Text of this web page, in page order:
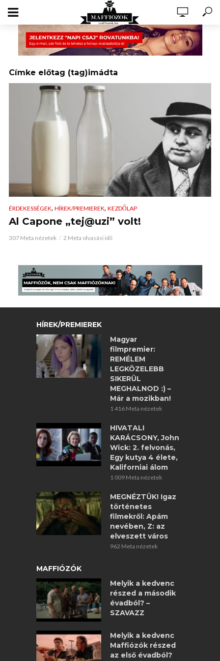
Címke előtag (tag)imádta
ÉRDEKESSÉGEK, HÍREK/PREMIEREK, KEZDŐLAP
Al Capone „tej@uzi” volt!
307 Meta nézetek 2 Meta olvasási idő
HÍREK/PREMIEREK
Magyar
filmpremier:
REMÉLEM
LEGKÖZELEBB
SIKERÜL
MEGHALNOD :) –
Már a mozikban!
1 416 Meta nézetek
HIVATALI
KARÁCSONY, John
Wick: 2. felvonás,
Egy kutya 4 élete,
Kaliforniai álom
1 009 Meta nézetek
MEGNÉZTÜK! Igaz
történetes
filmekről: Apám
nevében, Z: az
elveszett város
962 Meta nézetek
MAFFIÓZÓK
Melyik a kedvenc
részed a második
évadból? –
SZAVAZZ
Melyik a kedvenc
Maffiózók részed
az első évadból?